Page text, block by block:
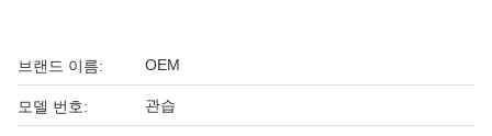
브랜드 이름: OEM
모델 번호: 관습